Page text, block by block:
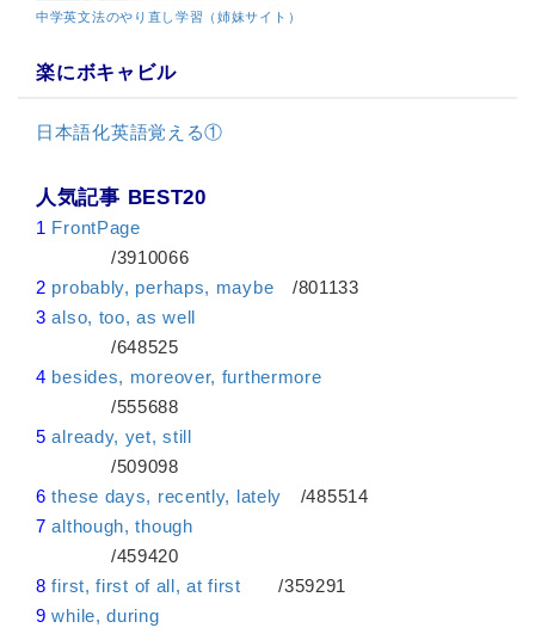
中学英文法のやり直し学習（姉妹サイト）
楽にボキャビル
日本語化英語覚える①
人気記事 BEST20
1 FrontPage
/3910066
2 probably, perhaps, maybe /801133
3 also, too, as well
/648525
4 besides, moreover, furthermore
/555688
5 already, yet, still
/509098
6 these days, recently, lately /485514
7 although, though
/459420
8 first, first of all, at first /359291
9 while, during